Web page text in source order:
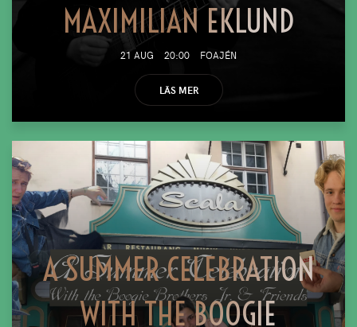
MAXIMILIAN EKLUND
21 AUG 20:00 FOAJÉN
LÄS MER
A SUMMER CELEBRATION
WITH THE BOOGIE